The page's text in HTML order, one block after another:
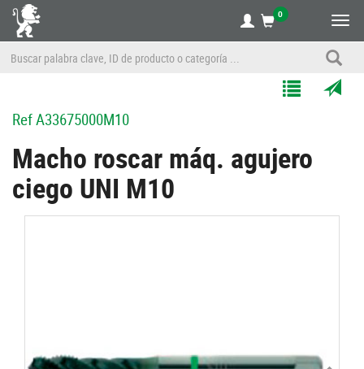
0
Listas
RefA33675000M10
Macho roscar máq. agujero
ciego UNI M10